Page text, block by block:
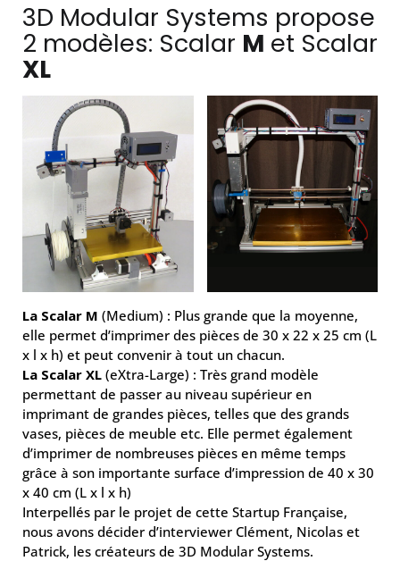
3D Modular Systems propose
2 modèles: Scalar M et Scalar
XL
La Scalar M (Medium) : Plus grande que la moyenne,
elle permet d’imprimer des pièces de 30 x 22 x 25 cm (L
x l x h) et peut convenir à tout un chacun.
La Scalar XL (eXtra-Large) : Très grand modèle
permettant de passer au niveau supérieur en
imprimant de grandes pièces, telles que des grands
vases, pièces de meuble etc. Elle permet également
d’imprimer de nombreuses pièces en même temps
grâce à son importante surface d’impression de 40 x 30
x 40 cm (L x l x h)
Interpellés par le projet de cette Startup Française,
nous avons décider d’interviewer Clément, Nicolas et
Patrick, les créateurs de 3D Modular Systems.